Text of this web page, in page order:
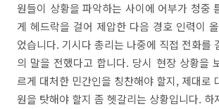
원들이 상황을 파악하는 사이에 어부가 청중
게 헤드락을 걸어 제압한 다음 경호 인력이
었습니다. 기시다 총리는 나중에 직접 전화를
의 말을 전했다고 합니다. 당시 현장 상황을
르게 대처한 민간인을 칭찬해야 할지, 제대로
원을 탓해야 할지 좀 헷갈리는 상황입니다. 하